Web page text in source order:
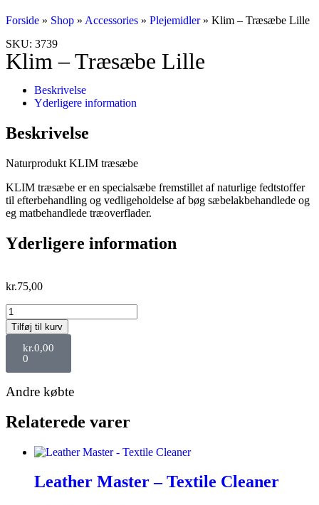
Forside » Shop » Accessories » Plejemidler» Klim – Træsæbe Lille
SKU: 3739
Klim – Træsæbe Lille
Beskrivelse
Yderligere information
Beskrivelse
Naturprodukt KLIM træsæbe
KLIM træsæbe er en specialsæbe fremstillet af naturlige fedtstoffer
til efterbehandling og vedligeholdelse af bøg sæbelakbehandlede og
eg matbehandlede træoverflader.
Yderligere information
kr.75,00
Tilføj til kurv
kr.0,00
0
Andre købte
Relaterede varer
Leather Master – Textile Cleaner